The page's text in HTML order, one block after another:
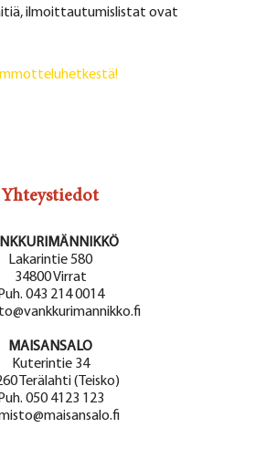
ilmoittautumislistat ovat
Yhteystiedot
Lakarintie 580
34800 Virrat
Puh. 043 214 0014
MAISANSALO
Kuterintie 34
Terälahti (Teisko)
Puh. 050 4123 123